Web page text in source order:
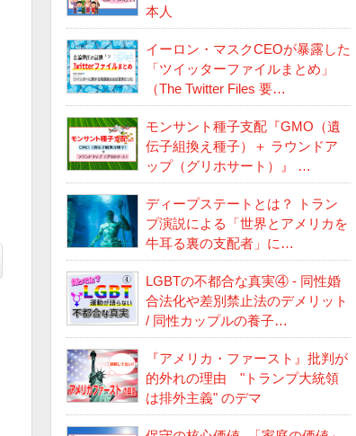
本人
イーロン・マスクCEOが暴露した
「ツイッターファイルまとめ」
（The Twitter Files 要…
モンサント種子支配『GMO（遺
伝子組換え種子）＋ ラウンドア
ップ（グリホサート）』 …
ディープステートとは？ トラン
プ演説による「世界とアメリカを
牛耳る裏の支配者」に…
LGBTの不都合な真実④ - 同性婚
合法化や差別禁止法のデメリット
/ 同性カップルの養子…
『アメリカ・ファースト』批判が
的外れの理由 "トランプ大統領
は排外主義" のデマ